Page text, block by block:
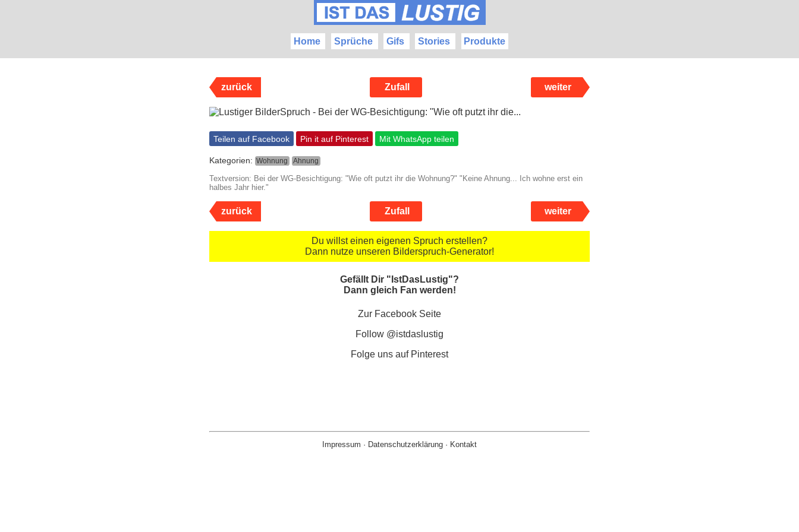
Home Sprüche Gifs Stories Produkte
zurück Zufall weiter
Teilen auf Facebook Pin it auf Pinterest Mit WhatsApp teilen
Kategorien: Wohnung Ahnung
Textversion: Bei der WG-Besichtigung: "Wie oft putzt ihr die Wohnung?" "Keine Ahnung... Ich wohne erst ein
halbes Jahr hier."
zurück Zufall weiter
Du willst einen eigenen Spruch erstellen?
Dann nutze unseren Bilderspruch-Generator!
Gefällt Dir "IstDasLustig"?
Dann gleich Fan werden!
Zur Facebook Seite
Follow @istdaslustig
Folge uns auf Pinterest
Impressum · Datenschutzerklärung · Kontakt